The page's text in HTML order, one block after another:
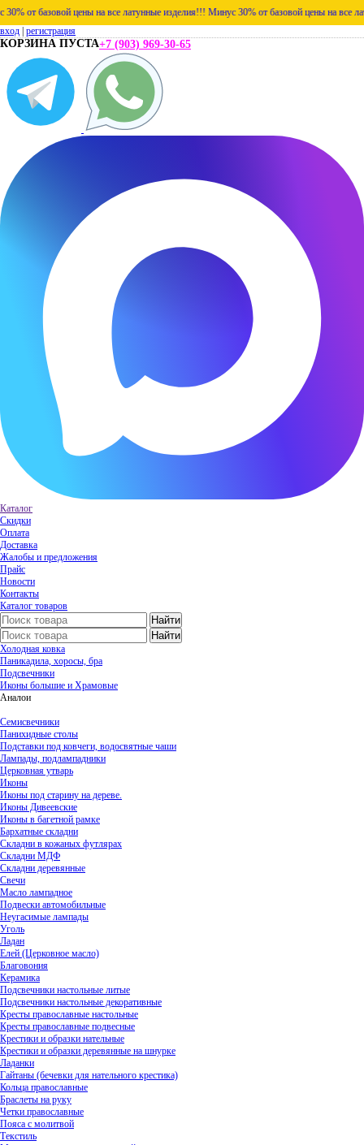
базовой цены на все латунные изделия!!! Минус 30% от базовой цены на все
вход регистрация
КОРЗИНА ПУСТА+7 (903) 969-30-65
Каталог
Скидки
Оплата
Доставка
Жалобы и предложения
Прайс
Новости
Контакты
Каталог товаров
Холодная ковка
Паникадила, хоросы, бра
Подсвечники
Иконы большие и Храмовые
Аналои
Семисвечники
Панихидные столы
Подставки под ковчеги, водосвятные чаши
Лампады, подлампадники
Церковная утварь
Иконы
Иконы под старину на дереве.
Иконы Дивеевские
Иконы в багетной рамке
Бархатные складни
Складни в кожаных футлярах
Складни МДФ
Складни деревянные
Свечи
Масло лампадное
Подвески автомобильные
Неугасимые лампады
Уголь
Ладан
Елей (Церковное масло)
Благовония
Керамика
Подсвечники настольные литые
Подсвечники настольные декоративные
Кресты православные настольные
Кресты православные подвесные
Крестики и образки нательные
Крестики и образки деревянные на шнурке
Ладанки
Гайтаны (бечевки для нательного крестика)
Кольца православные
Браслеты на руку
Четки православные
Пояса с молитвой
Текстиль